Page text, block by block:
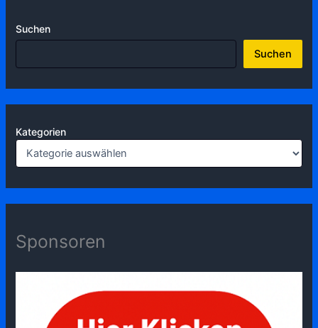
Suchen
Suchen
Kategorien
Sponsoren